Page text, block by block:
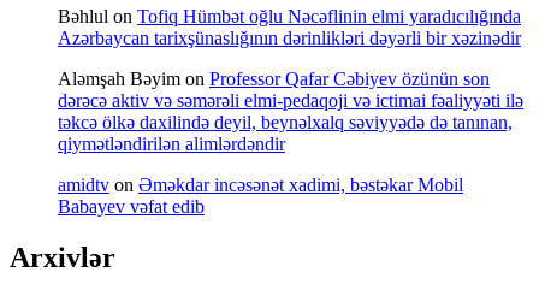
Bəhlul on Tofiq Hümbət oğlu Nəcəflinin elmi yaradıcılığında
Azərbaycan tarixşünaslığının dərinlikləri dəyərli bir xəzinədir
Aləmşah Bəyim on Professor Qafar Cəbiyev özünün son
dərəcə aktiv və səmərəli elmi-pedaqoji və ictimai fəaliyyəti ilə
təkcə ölkə daxilində deyil, beynəlxalq səviyyədə də tanınan,
qiymətləndirilən alimlərdəndir
amidtv on Əməkdar incəsənət xadimi, bəstəkar Mobil
Babayev vəfat edib
Arxivlər